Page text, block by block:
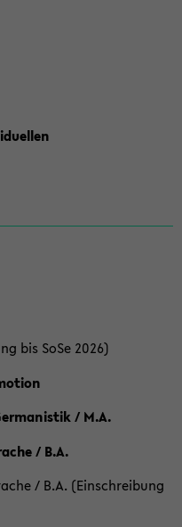
bis SoSe 2026)
/ M.A.
/ B.A.
/ B.A. (Einschreibung